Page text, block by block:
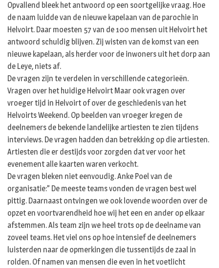
Opvallend bleek het antwoord op een soortgelijke vraag. Hoe
de naam luidde van de nieuwe kapelaan van de parochie in
Helvoirt. Daar moesten 57 van de 100 mensen uit Helvoirt het
antwoord schuldig blijven. Zij wisten van de komst van een
nieuwe kapelaan, als herder voor de inwoners uit het dorp aan
de Leye, niets af.
De vragen zijn te verdelen in verschillende categorieën.
Vragen over het huidige Helvoirt Maar ook vragen over
vroeger tijd in Helvoirt of over de geschiedenis van het
Helvoirts Weekend. Op beelden van vroeger kregen de
deelnemers de bekende landelijke artiesten te zien tijdens
interviews. De vragen hadden dan betrekking op die artiesten.
Artiesten die er destijds voor zorgden dat ver voor het
evenement alle kaarten waren verkocht.
De vragen bleken niet eenvoudig. Anke Poel van de
organisatie:” De meeste teams vonden de vragen best wel
pittig. Daarnaast ontvingen we ook lovende woorden over de
opzet en voortvarendheid hoe wij het een en ander op elkaar
afstemmen. Als team zijn we heel trots op de deelname van
zoveel teams. Het viel ons op hoe intensief de deelnemers
luisterden naar de opmerkingen die tussentijds de zaal in
rolden. Of namen van mensen die even in het voetlicht